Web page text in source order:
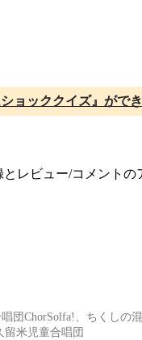
ョッククイズ』がで
レビュー/コメントの
団ChorSolfa!、ちくしの
留米児童合唱団